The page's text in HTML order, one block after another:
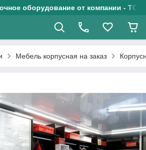
оборудование от компании - ТОО
Мебель корпусная на заказ